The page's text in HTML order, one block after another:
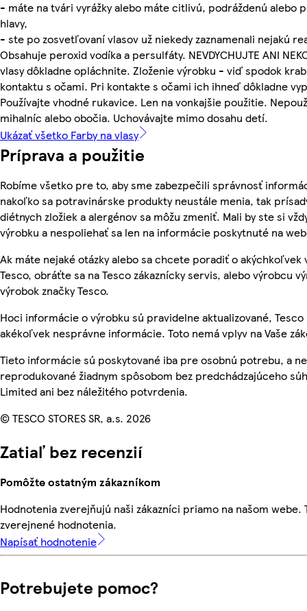
- máte na tvári vyrážky alebo máte citlivú, podráždenú alebo
hlavy,
- ste po zosvetľovaní vlasov už niekedy zaznamenali nejakú
Obsahuje peroxid vodíka a persulfáty. NEVDYCHUJTE ANI
vlasy dôkladne opláchnite. Zloženie výrobku - viď spodok
kontaktu s očami. Pri kontakte s očami ich ihneď dôkladne
Používajte vhodné rukavice. Len na vonkajšie použitie.
mihalníc alebo obočia. Uchovávajte mimo dosahu detí.
Ukázať všetko Farby na vlasy
Príprava a použitie
Robíme všetko pre to, aby sme zabezpečili správnosť
nakoľko sa potravinárske produkty neustále menia, tak
diétnych zložiek a alergénov sa môžu zmeniť. Mali by ste si
výrobku a nespoliehať sa len na informácie poskytnuté na
Ak máte nejaké otázky alebo sa chcete poradiť o akýchkoľvek
Tesco, obráťte sa na Tesco zákaznícky servis, alebo výrobcu
výrobok značky Tesco.
Hoci informácie o výrobku sú pravidelne aktualizované,
akékoľvek nesprávne informácie. Toto nemá vplyv na Vaše
Tieto informácie sú poskytované iba pre osobnú potrebu, a
reprodukované žiadnym spôsobom bez predchádzajúceho
Limited ani bez náležitého potvrdenia.
© TESCO STORES SR, a.s. 2026
Zatiaľ bez recenzií
Pomôžte ostatným zákazníkom
Hodnotenia zverejňujú naši zákazníci priamo na našom webe.
zverejnené hodnotenia.
Napísať hodnotenie
Potrebujete pomoc?